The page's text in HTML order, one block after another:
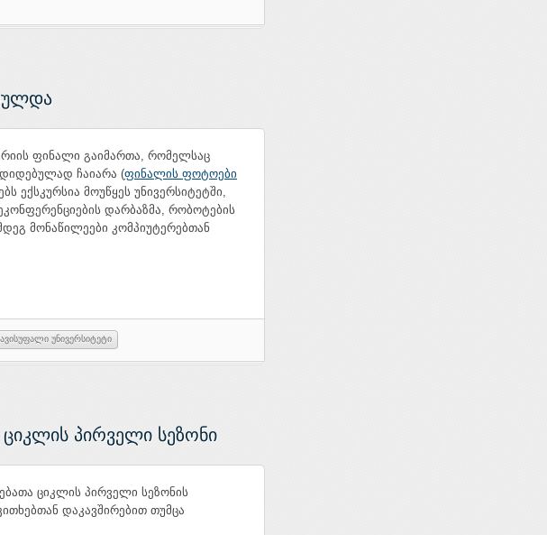
ფინალი გაიმართა, რომელსაც
ჩაიარა (ფინალის ფოტოები
ექსკურსია მოუწყეს უნივერსიტეტში,
დარბაზმა, რობოტების
მონაწილეები კომპიუტერებთან
უნივერსიტეტი
პირველი სეზონი
ციკლის პირველი სეზონის
დაკავშირებით თუმცა